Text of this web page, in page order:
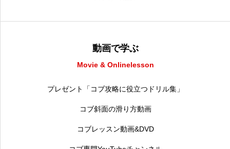
動画で学ぶ
Movie & Onlinelesson
プレゼント「コブ攻略に役立つドリル集」
コブ斜面の滑り方動画
コブレッスン動画&DVD